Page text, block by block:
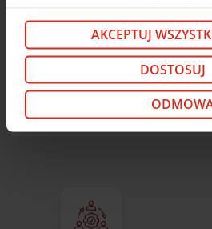
cookie i partnerach znajdziesz
niniejszego komunikatu oraz w
nie chcesz wyrażać zgody na
„Odmowa”. Jeśli chcesz
kliknij „Dostosuj”. Jeśli
cookie opcjonalnych w Twoim
Polityką cookie), kliknij
przysługujących w związku z
znajdziesz pod
AKCEPTUJ
DOSTOSUJ
Kto może mieć dostęp do
W Banku troszczymy się o to aby
danych osobowych miały tylko
posiadają odpowiednie